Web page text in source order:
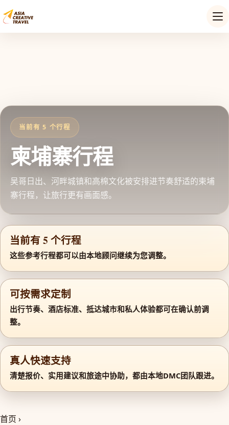
当前有 5 个行程
柬埔寨行程
吴哥日出、河畔城镇和高棉文化被安排进节奏舒适的柬埔
寨行程，让旅行更有画面感。
当前有 5 个行程
这些参考行程都可以由本地顾问继续为您调整。
可按需求定制
出行节奏、酒店标准、抵达城市和私人体验都可在确认前调
整。
真人快速支持
清楚报价、实用建议和旅途中协助，都由本地DMC团队跟进。
首页 ›